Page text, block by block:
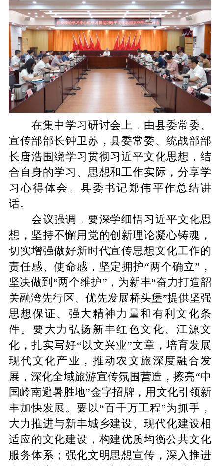
在集中学习研讨会上，由县委常委、
宣传部部长钟卫苏，县委常委、统战部部
长唐浩围绕学习贯彻习近平文化思想，结
合自身的学习、思想和工作实际，分享学
习心得体会。县委书记郑伟平作总结讲
话。
会议强调，要深学细悟习近平文化思
想，坚持不懈用党的创新理论凝心铸魂，
切实增强做好新时代宣传思想文化工作的
责任感、使命感，坚定拥护“两个确立”，
坚决做到“两个维护”，为新丰“奋力打造韶
关融湾先行区、优先发展桥头堡”提供坚强
思想保证、强大精神力量和有利文化条
件。要大力弘扬新丰红色文化、江源文
化，扎实写好“以文兴业”文章，培育发展
现代文化产业，推动农文旅深度融合发
展，深化全域旅游宣传氛围营造，擦亮“中
国岭南避暑胜地”金字招牌，用文化引领新
丰加快发展。要以“百千万工程”为抓手，
大力推进与新丰城乡建设、现代化建设相
适应的文化建设，构建优质均衡公共文化
服务体系；强化文明思想宣传，深入推进